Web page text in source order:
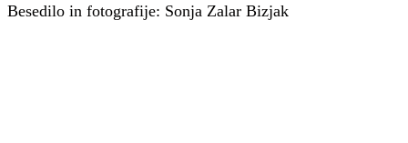
Besedilo in fotografije: Sonja Zalar Bizjak